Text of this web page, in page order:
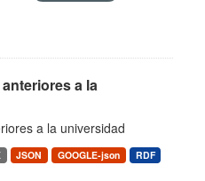
a la
a la universidad
JSON GOOGLE-json
RDF